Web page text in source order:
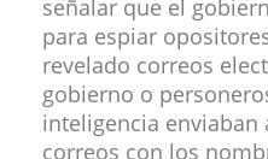
señalar que el
para espiar
revelado correos
gobierno o
inteligencia enviaban
correos con los